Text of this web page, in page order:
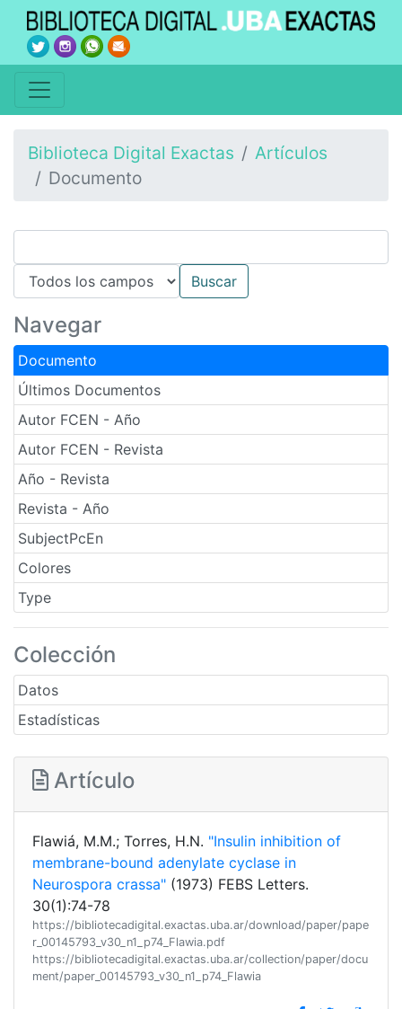
Biblioteca Digital Exactas
Artículos
Documento
Navegar
Documento
Últimos Documentos
Autor FCEN - Año
Autor FCEN - Revista
Año - Revista
Revista - Año
SubjectPcEn
Colores
Type
Colección
Datos
Estadísticas
Artículo
Flawiá, M.M.; Torres, H.N. "Insulin inhibition of
membrane-bound adenylate cyclase in
Neurospora crassa" (1973) FEBS Letters.
30(1):74-78
https://bibliotecadigital.exactas.uba.ar/download/paper/pape
r_00145793_v30_n1_p74_Flawia.pdf
https://bibliotecadigital.exactas.uba.ar/collection/paper/docu
ment/paper_00145793_v30_n1_p74_Flawia